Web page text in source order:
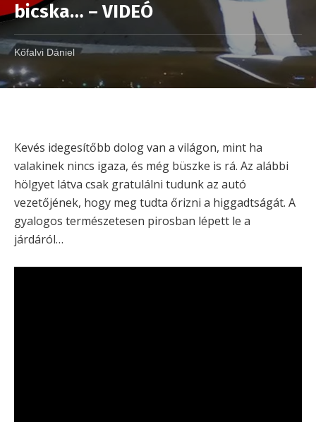
bicska… – VIDEÓ
Kőfalvi Dániel
Kevés idegesítőbb dolog van a világon, mint ha
valakinek nincs igaza, és még büszke is rá. Az alábbi
hölgyet látva csak gratulálni tudunk az autó
vezetőjének, hogy meg tudta őrizni a higgadtságát. A
gyalogos természetesen pirosban lépett le a
járdáról…